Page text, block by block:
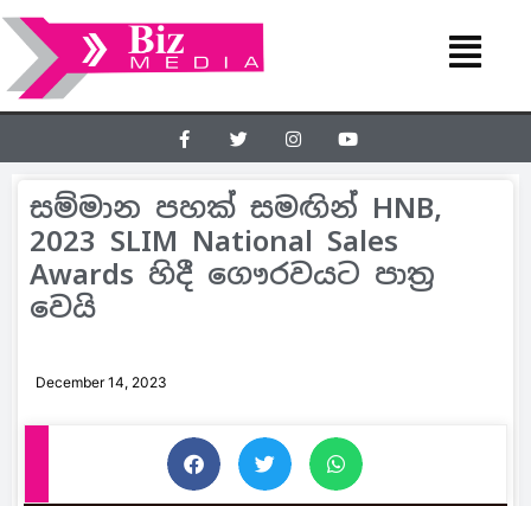
සම්මාන පහක් සමඟින් HNB,
2023 SLIM National Sales
Awards හිදී ගෞරවයට පාත‍්‍ර
වෙයි
December 14, 2023